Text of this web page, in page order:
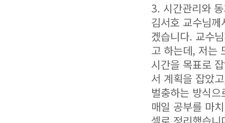
3. 시간관리와
김서호 교수님
겠습니다. 교수
고 하는데, 저는
시간을 목표로
서 계획을 잡았
벌충하는 방식
매일 공부를 마